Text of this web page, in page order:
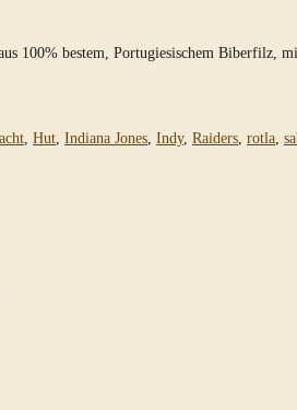
100% bestem, Portugiesischem Biberfilz,
, Hut, Indiana Jones, Indy, Raiders, rotla,